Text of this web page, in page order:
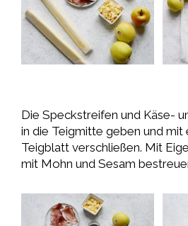
Die Speckstreifen und Käse-
in die Teigmitte geben und mit
Teigblatt verschließen. Mit
mit Mohn und Sesam